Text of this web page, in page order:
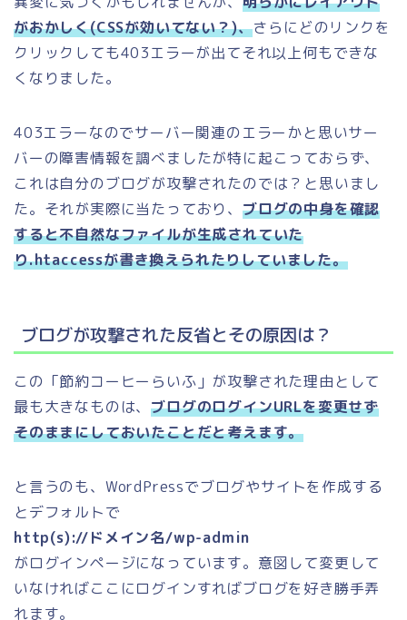
がおかしく(CSSが効いてない？)、さらにどのリンクを
クリックしても403エラーが出てそれ以上何もできな
くなりました。
403エラーなのでサーバー関連のエラーかと思いサー
バーの障害情報を調べましたが特に起こっておらず、
これは自分のブログが攻撃されたのでは？と思いまし
た。それが実際に当たっており、ブログの中身を確認
すると不自然なファイルが生成されていた
り.htaccessが書き換えられたりしていました。
ブログが攻撃された反省とその原因は？
この「節約コーヒーらいふ」が攻撃された理由として
最も大きなものは、ブログのログインURLを変更せず
そのままにしておいたことだと考えます。
と言うのも、WordPressでブログやサイトを作成する
とデフォルトで
http(s)://ドメイン名/wp-admin
がログインページになっています。意図して変更して
いなければここにログインすればブログを好き勝手弄
れます。